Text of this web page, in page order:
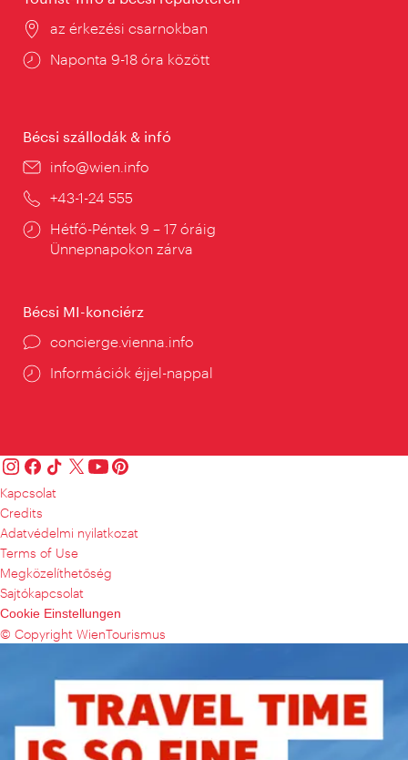
Helyszín:
az érkezési csarnokban
Nyitva
Naponta 9-18 óra között
Bécsi szállodák & infó
E-
info@wien.info
Telefon:
+43-1-24 555
Nyitva
tartás:
Hétfő-Péntek 9 – 17 óráig
Ünnepnapokon zárva
Bécsi MI-konciérz
concierge.vienna.info
Információk éjjel-nappal
Kapcsolat
Credits
Adatvédelmi nyilatkozat
Terms of Use
Megközelíthetőség
Sajtókapcsolat
Cookie Einstellungen
© Copyright WienTourismus